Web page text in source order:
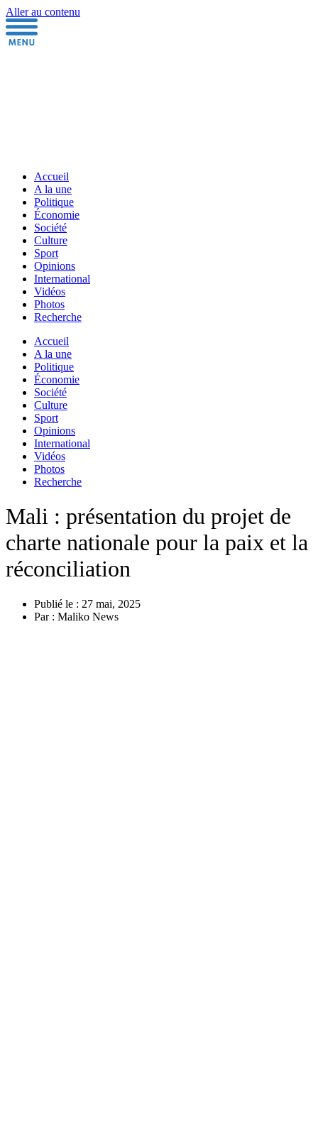
Aller au contenu
Accueil
A la une
Politique
Économie
Société
Culture
Sport
Opinions
International
Vidéos
Photos
Recherche
Accueil
A la une
Politique
Économie
Société
Culture
Sport
Opinions
International
Vidéos
Photos
Recherche
Mali : présentation du projet de
charte nationale pour la paix et la
réconciliation
Publié le : 27 mai, 2025
Par : Maliko News